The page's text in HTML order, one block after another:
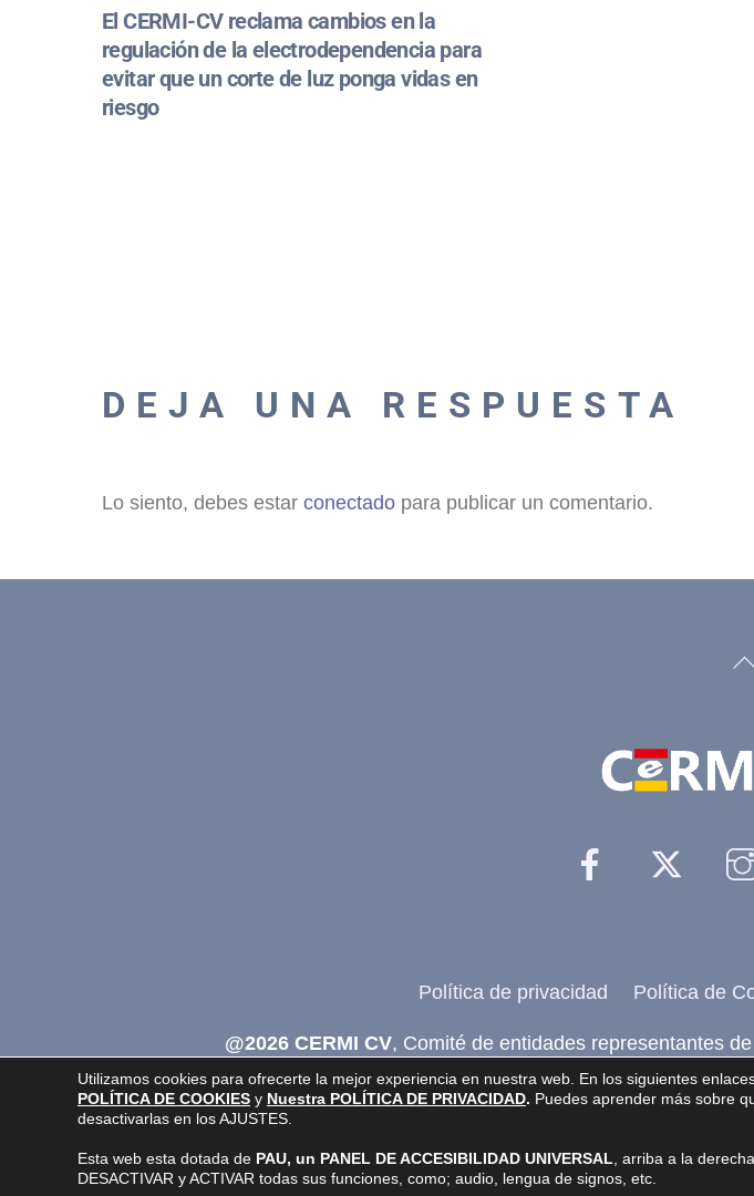
El CERMI-CV reclama cambios en la
regulación de la electrodependencia para
evitar que un corte de luz ponga vidas en
riesgo
DEJA UNA RESPUESTA
Lo siento, debes estar conectado para publicar un comentario.
Facebook
Política de privacidad Política de
@2026 CERMI CV, Comité de entidades representantes
Pagina realizada porWeb
Utilizamos cookies para ofrecerte la mejor experiencia en nuestra web. En los siguientes
POLÍTICA DE COOKIES y Nuestra POLÍTICA DE PRIVACIDAD. Puedes aprender más sobre
desactivarlas en los AJUSTES.
Esta web esta dotada de PAU, un PANEL DE ACCESIBILIDAD UNIVERSAL , arriba a la
DESACTIVAR y ACTIVAR todas sus funciones, como; audio, lengua de signos, etc.